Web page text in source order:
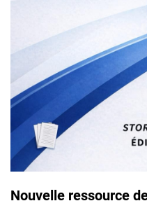
Nouvelle ressource